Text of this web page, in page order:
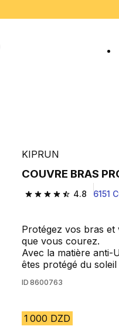
KIPRUN
COUVRE BRAS
4.8
4.8 out of 5 stars6151
Protégez vos bras et
que vous courez.
Avec la matière anti-
êtes protégé du
ID 8600763
1 000 DZD